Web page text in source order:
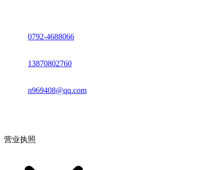
0792-4688066
13870802760
n969408@qq.com
营业执照